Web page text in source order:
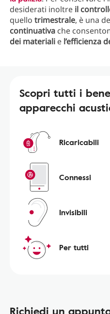
desiderati inoltre il
quello trimestrale, è una
continuativa che
dei materiali e l’efficienza
Scopri tutti i
apparecchi
Ricaricabili
Connessi
Invisibili
Per tutti